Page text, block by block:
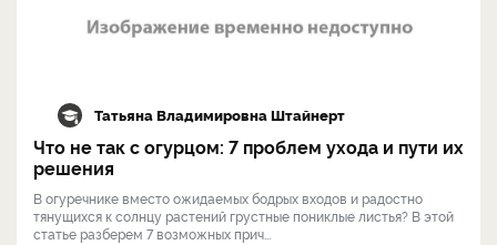
Татьяна Владимировна Штайнерт
Что не так с огурцом: 7 проблем ухода и пути их
решения
В огуречнике вместо ожидаемых бодрых входов и радостно
тянущихся к солнцу растений грустные пониклые листья? В этой
статье разберем 7 возможных прич...